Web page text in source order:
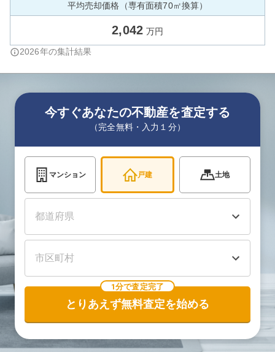
平均売却価格（専有面積70㎡換算）
2,042 万円
2026年の集計結果
今すぐあなたの不動産を査定する
（完全無料・入力１分）
マンション 戸建 土地
1分で査定完了
とりあえず無料査定を始める